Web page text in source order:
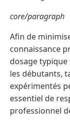
core/paragraph
Afin de
connaissance
dosage
les débutants,
expérimentés
essentiel de
professionnel